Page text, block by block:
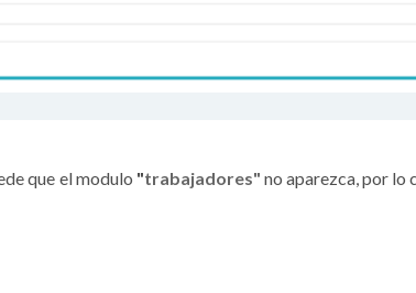
que el modulo "trabajadores" no aparezca, por lo